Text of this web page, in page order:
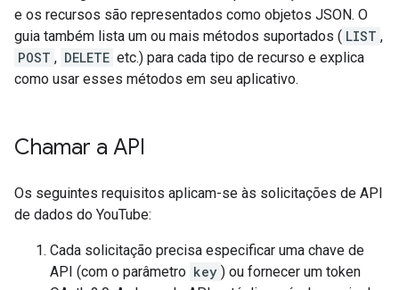
e os recursos são representados como objetos JSON. O
guia também lista um ou mais métodos suportados ( LIST ,
POST , DELETE etc.) para cada tipo de recurso e explica
como usar esses métodos em seu aplicativo.
Chamar a API
Os seguintes requisitos aplicam-se às solicitações de API
de dados do YouTube:
Cada solicitação precisa especificar uma chave de
API (com o parâmetro key ) ou fornecer um token